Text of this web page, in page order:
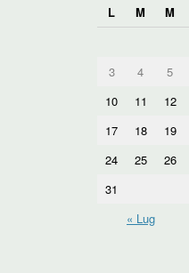
L
M M
3
4 5
10
11 12
17
18 19
24
25 26
31
« Lug